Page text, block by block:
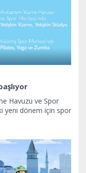
Havuzu ve Spor
yeni dönem için spor